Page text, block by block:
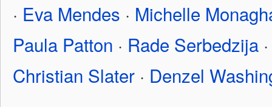
· Eva Mendes · Michelle
Paula Patton · Rade Serbedzija
Christian Slater · Denzel